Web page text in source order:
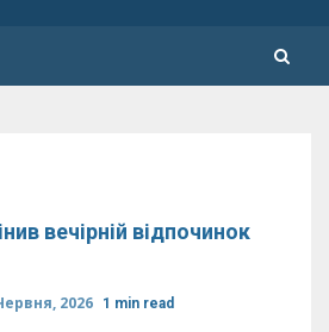
вечірній відпочинок
2026 1 min read